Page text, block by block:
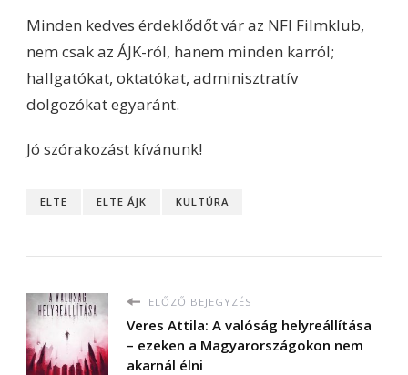
Minden kedves érdeklődőt vár az NFI Filmklub,
nem csak az ÁJK-ról, hanem minden karról;
hallgatókat, oktatókat, adminisztratív
dolgozókat egyaránt.
Jó szórakozást kívánunk!
ELTE ELTE ÁJK KULTÚRA
ELŐZŐ BEJEGYZÉS
Veres Attila: A valóság helyreállítása
– ezeken a Magyarországokon nem
akarnál élni